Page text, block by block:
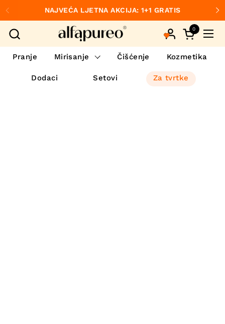
Preskoči na sadržaj
Prethodno
NAJVEĆA LJETNA AKCIJA: 1+1 GRATIS
Otvori
0
Pranje Mirisanje Čišćenje Kozmetika
Dodaci Setovi Za tvrtke